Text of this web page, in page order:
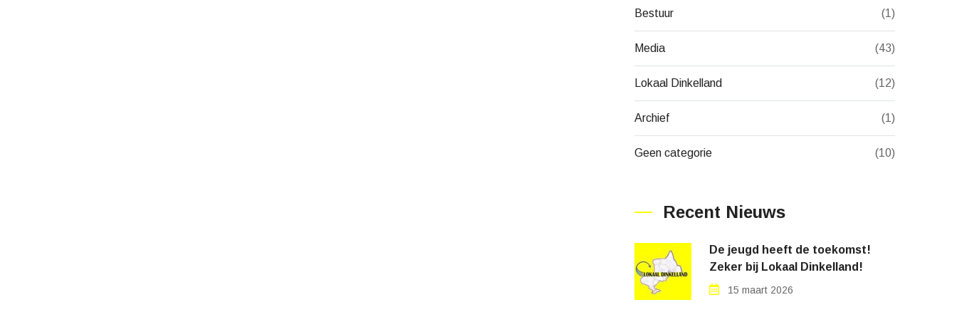
Bestuur (1)
Media (43)
Lokaal Dinkelland (12)
Archief (1)
Geen categorie (10)
Recent Nieuws
De jeugd heeft de toekomst!
Zeker bij Lokaal Dinkelland!
15 maart 2026